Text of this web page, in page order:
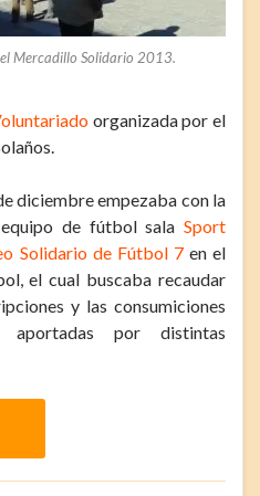
Mercadillo Solidario 2013.
organizada por el
diciembre empezaba con la
de fútbol sala Sport
Solidario de Fútbol 7en el
el cual buscaba recaudar
y las consumiciones
por distintas